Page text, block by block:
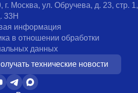
г. Москва, ул. Обручева, д. 23, стр. 1,
33Н
информация
в отношении обработки
данных
технические новости